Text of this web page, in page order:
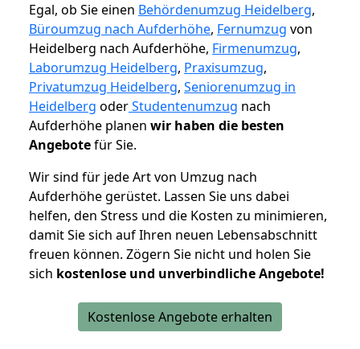
Egal, ob Sie einen Behördenumzug Heidelberg,
Büroumzug nach Aufderhöhe, Fernumzug von
Heidelberg nach Aufderhöhe, Firmenumzug,
Laborumzug Heidelberg, Praxisumzug,
Privatumzug Heidelberg, Seniorenumzug in
Heidelberg oderStudentenumzug nach
Aufderhöhe planen wir haben die besten
Angebotefür Sie.
Wir sind für jede Art von Umzug nach
Aufderhöhe gerüstet. Lassen Sie uns dabei
helfen, den Stress und die Kosten zu minimieren,
damit Sie sich auf Ihren neuen Lebensabschnitt
freuen können. Zögern Sie nicht und holen Sie
sich kostenlose und unverbindliche Angebote!
Kostenlose Angebote erhalten